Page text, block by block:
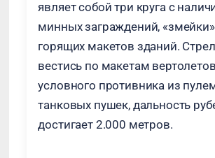
являет собой три круга с
минных заграждений,
горящих макетов зданий.
вестись по макетам
условного противника из
танковых пушек, дальность
достигает 2.000 метров.